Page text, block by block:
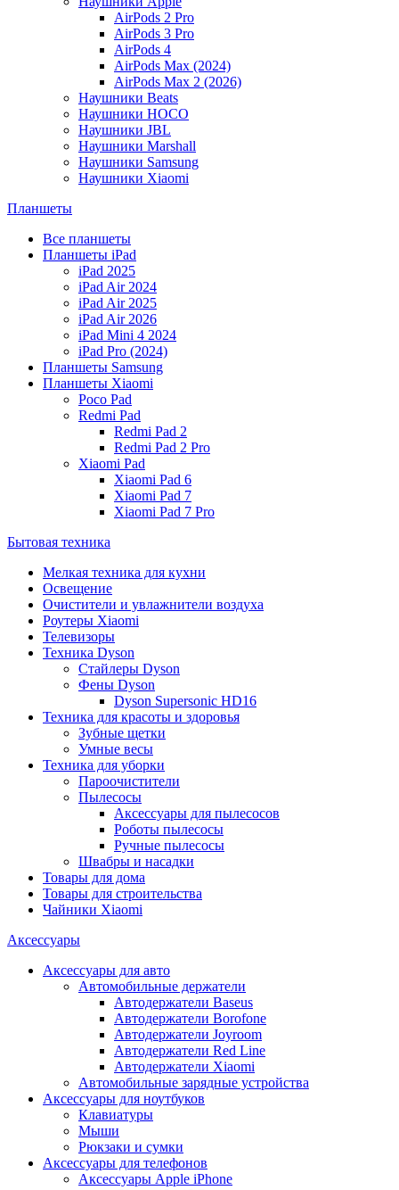
AirPods 2 Pro
AirPods 3 Pro
AirPods 4
AirPods Max (2024)
AirPods Max 2 (2026)
Наушники Beats
Наушники HOCO
Наушники JBL
Наушники Marshall
Наушники Samsung
Наушники Xiaomi
Планшеты
Все планшеты
Планшеты iPad
iPad 2025
iPad Air 2024
iPad Air 2025
iPad Air 2026
iPad Mini 4 2024
iPad Pro (2024)
Планшеты Samsung
Планшеты Xiaomi
Poco Pad
Redmi Pad
Redmi Pad 2
Redmi Pad 2 Pro
Xiaomi Pad
Xiaomi Pad 6
Xiaomi Pad 7
Xiaomi Pad 7 Pro
Бытовая техника
Мелкая техника для кухни
Освещение
Очистители и увлажнители воздуха
Роутеры Xiaomi
Телевизоры
Техника Dyson
Стайлеры Dyson
Фены Dyson
Dyson Supersonic HD16
Техника для красоты и здоровья
Зубные щетки
Умные весы
Техника для уборки
Пароочистители
Пылесосы
Аксессуары для пылесосов
Роботы пылесосы
Ручные пылесосы
Швабры и насадки
Товары для дома
Товары для строительства
Чайники Xiaomi
Аксессуары
Аксессуары для авто
Автомобильные держатели
Автодержатели Baseus
Автодержатели Borofone
Автодержатели Joyroom
Автодержатели Red Line
Автодержатели Xiaomi
Автомобильные зарядные устройства
Аксессуары для ноутбуков
Клавиатуры
Мыши
Рюкзаки и сумки
Аксессуары для телефонов
Аксессуары Apple iPhone